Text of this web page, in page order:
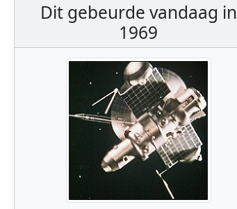
Dit gebeurde vandaag in
1969